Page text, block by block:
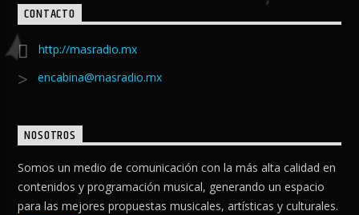
CONTACTO
http://masradio.mx
encabina@masradio.mx
NOSOTROS
Somos un medio de comunicación con la más alta calidad en
contenidos y programación musical, generando un espacio
para las mejores propuestas musicales, artísticas y culturales.